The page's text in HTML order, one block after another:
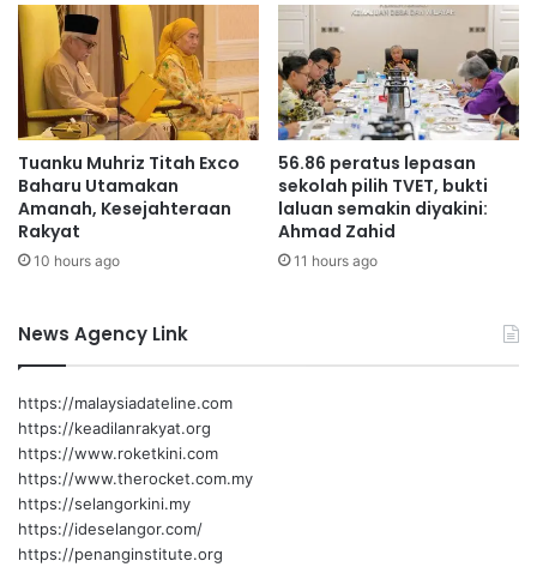
diukur melalui penyediaan laporan yang lengkap, tetapi
melalui keupayaan membuat keputusan tepat, menyelaras
tindakan merentas jabatan dan menyelesaikan
permasalahan dengan pantas serta berkesan.
“Sesungguhnya, amanah dan kepercayaan rakyat
bergantung kepada keupayaan kita menunaikan janji dalam
tempoh yang telah ditetapkan.
inisiatif negeri secara cekap, berdisiplin dan
“Inilah wajah pentadbiran yang ingin kita bina — sebuah
pentadbiran yang bukan sahaja merancang dengan baik,
tetapi menyampaikan hasil tepat pada masanya, demi
kemajuan Negeri Sembilan dan kesejahteraan seluruh
rakyatnya,” jelas Aminuddin.
s
u
:
M
O
F
,
p
e
n
a
w
a
t
a
w
,
s
e
k
t
o
r
s
w
Tuanku Muhriz Titah Exco
Baharu Utamakan
Amanah, Kesejahteraan
Rakyat
10 hours ago
56.86 peratus lepasan
sekolah pilih TVET, bukti
laluan semakin diyakini:
Ahmad Zahid
11 hours ago
News Agency Link
https://malaysiadateline.com
https://keadilanrakyat.org
https://www.roketkini.com
https://www.therocket.com.my
https://selangorkini.my
https://ideselangor.com/
https://penanginstitute.org